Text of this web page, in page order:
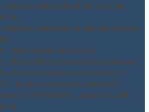
valutazione del Rischio
valutazione Rischio Stress
– Valutazione dei rischi
– Piano di Emergenza Evacuazione
– Piano Operativo di Sicurezza
– Rappresentante Lavoratori
Territoriale – supporto alla